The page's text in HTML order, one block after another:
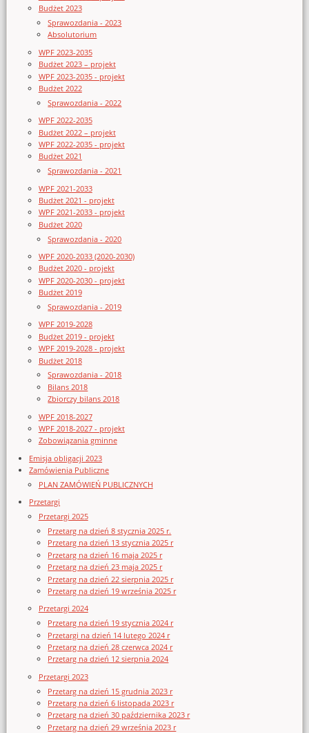
Budżet 2023
Sprawozdania - 2023
Absolutorium
WPF 2023-2035
Budżet 2023 – projekt
WPF 2023-2035 - projekt
Budżet 2022
Sprawozdania - 2022
WPF 2022-2035
Budżet 2022 – projekt
WPF 2022-2035 - projekt
Budżet 2021
Sprawozdania - 2021
WPF 2021-2033
Budżet 2021 - projekt
WPF 2021-2033 - projekt
Budżet 2020
Sprawozdania - 2020
WPF 2020-2033 (2020-2030)
Budżet 2020 - projekt
WPF 2020-2030 - projekt
Budżet 2019
Sprawozdania - 2019
WPF 2019-2028
Budżet 2019 - projekt
WPF 2019-2028 - projekt
Budżet 2018
Sprawozdania - 2018
Bilans 2018
Zbiorczy bilans 2018
WPF 2018-2027
WPF 2018-2027 - projekt
Zobowiązania gminne
Emisja obligacji 2023
Zamówienia Publiczne
PLAN ZAMÓWIEŃ PUBLICZNYCH
Przetargi
Przetargi 2025
Przetarg na dzień 8 stycznia 2025 r.
Przetarg na dzień 13 stycznia 2025 r
Przetarg na dzień 16 maja 2025 r
Przetarg na dzień 23 maja 2025 r
Przetarg na dzień 22 sierpnia 2025 r
Przetarg na dzień 19 września 2025 r
Przetargi 2024
Przetarg na dzień 19 stycznia 2024 r
Przetargi na dzień 14 lutego 2024 r
Przetarg na dzień 28 czerwca 2024 r
Przetarg na dzień 12 sierpnia 2024
Przetargi 2023
Przetarg na dzień 15 grudnia 2023 r
Przetarg na dzień 6 listopada 2023 r
Przetarg na dzień 30 października 2023 r
Przetarg na dzień 29 września 2023 r